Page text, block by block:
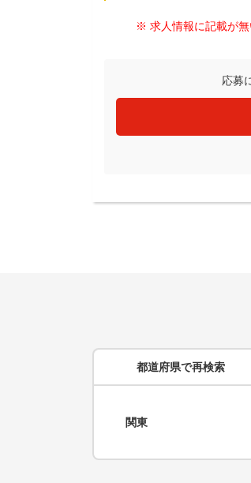
※ 求人情報に記載が無
応募
都道府県で再検索
関東